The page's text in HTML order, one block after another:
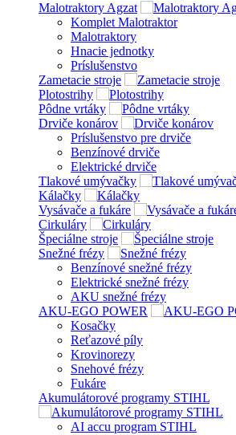
Malotraktory Agzat
Komplet Malotraktor
Malotraktory
Hnacie jednotky
Príslušenstvo
Zametacie stroje
Plotostrihy
Pôdne vrtáky
Drviče konárov
Príslušenstvo pre drviče
Benzínové drviče
Elektrické drviče
Tlakové umývačky
Kálačky
Vysávače a fukáre
Cirkuláry
Špeciálne stroje
Snežné frézy
Benzínové snežné frézy
Elektrické snežné frézy
AKU snežné frézy
AKU-EGO POWER
Kosačky
Reťazové píly
Krovinorezy
Snehové frézy
Fukáre
Akumulátorové programy STIHL
AI accu program STIHL